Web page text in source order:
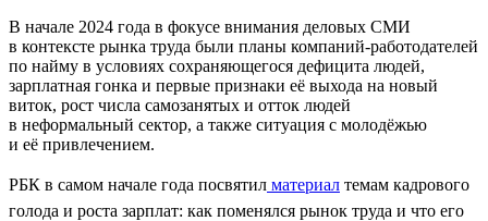
В начале 2024 года в фокусе внимания деловых СМИ
в контексте рынка труда были планы компаний-работодателей
по найму в условиях сохраняющегося дефицита людей,
зарплатная гонка и первые признаки её выхода на новый
виток, рост числа самозанятых и отток людей
в неформальный сектор, а также ситуация с молодёжью
и её привлечением.
РБК в самом начале года посвятил материал темам кадрового
голода и роста зарплат: как поменялся рынок труда и что его